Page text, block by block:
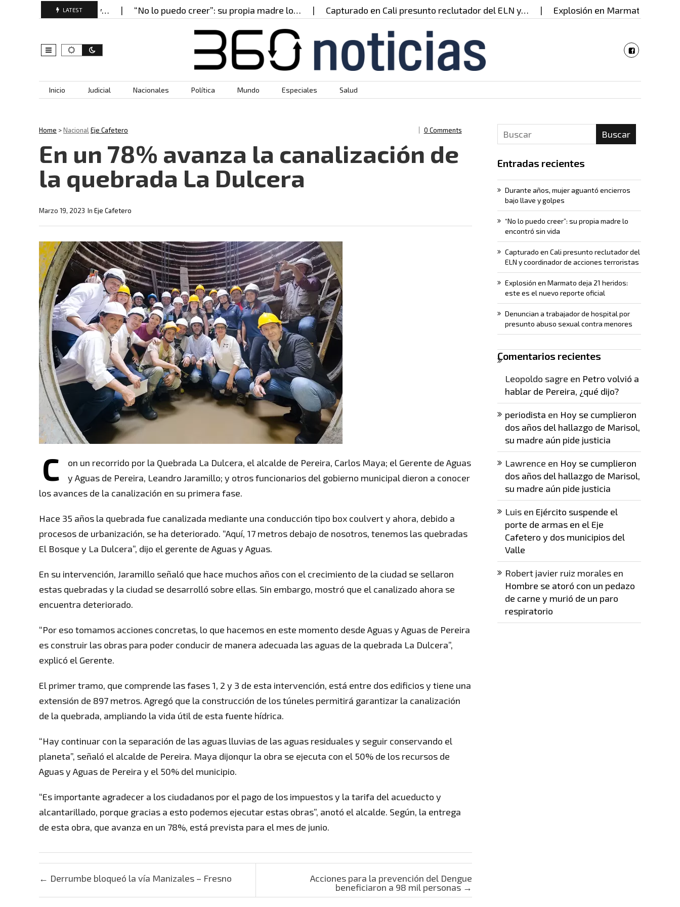
LATEST
bajo llave y… “No lo puedo creer”: su propia madre lo… Capturado en Cali presunto reclutador del ELN y… Explosión en Marmato deja 21
Skip to content
Inicio Judicial Nacionales Política Mundo Especiales Salud
Home >NacionalEje Cafetero 0 Comments
En un 78% avanza la canalización de
la quebrada La Dulcera
In Eje Cafetero
Marzo 19, 2023
C
on un recorrido por la Quebrada La Dulcera, el alcalde de Pereira, Carlos Maya; el Gerente de Aguas
y Aguas de Pereira, Leandro Jaramillo; y otros funcionarios del gobierno municipal dieron a conocer
los avances de la canalización en su primera fase.
Hace 35 años la quebrada fue canalizada mediante una conducción tipo box coulvert y ahora, debido a
procesos de urbanización, se ha deteriorado. “Aquí, 17 metros debajo de nosotros, tenemos las quebradas
El Bosque y La Dulcera”, dijo el gerente de Aguas y Aguas.
En su intervención, Jaramillo señaló que hace muchos años con el crecimiento de la ciudad se sellaron
estas quebradas y la ciudad se desarrolló sobre ellas. Sin embargo, mostró que el canalizado ahora se
encuentra deteriorado.
“Por eso tomamos acciones concretas, lo que hacemos en este momento desde Aguas y Aguas de Pereira
es construir las obras para poder conducir de manera adecuada las aguas de la quebrada La Dulcera”,
explicó el Gerente.
El primer tramo, que comprende las fases 1, 2 y 3 de esta intervención, está entre dos edificios y tiene una
extensión de 897 metros. Agregó que la construcción de los túneles permitirá garantizar la canalización
de la quebrada, ampliando la vida útil de esta fuente hídrica.
“Hay continuar con la separación de las aguas lluvias de las aguas residuales y seguir conservando el
planeta”, señaló el alcalde de Pereira. Maya dijonqur la obra se ejecuta con el 50% de los recursos de
Aguas y Aguas de Pereira y el 50% del municipio.
“Es importante agradecer a los ciudadanos por el pago de los impuestos y la tarifa del acueducto y
alcantarillado, porque gracias a esto podemos ejecutar estas obras”, anotó el alcalde. Según, la entrega
de esta obra, que avanza en un 78%, está prevista para el mes de junio.
Post navigation
← Derrumbe bloqueó la vía Manizales – Fresno
Acciones para la prevención del Dengue
beneficiaron a 98 mil personas →
Buscar
Entradas recientes
Durante años, mujer aguantó encierros
bajo llave y golpes
“No lo puedo creer”: su propia madre lo
encontró sin vida
Capturado en Cali presunto reclutador del
ELN y coordinador de acciones terroristas
Explosión en Marmato deja 21 heridos:
este es el nuevo reporte oficial
Denuncian a trabajador de hospital por
presunto abuso sexual contra menores
Comentarios recientes
Leopoldo sagre en Petro volvió a
hablar de Pereira, ¿qué dijo?
periodista en Hoy se cumplieron
dos años del hallazgo de Marisol,
su madre aún pide justicia
Lawrence en Hoy se cumplieron
dos años del hallazgo de Marisol,
su madre aún pide justicia
Luisen Ejército suspende el
porte de armas en el Eje
Cafetero y dos municipios del
Valle
Robert javier ruiz moralesen
Hombre se atoró con un pedazo
de carne y murió de un paro
respiratorio